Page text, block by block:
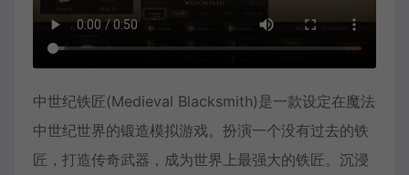
中世纪铁匠(Medieval Blacksmith)是一款设定在魔法
中世纪世界的锻造模拟游戏。扮演一个没有过去的铁
匠，打造传奇武器，成为世界上最强大的铁匠。沉浸